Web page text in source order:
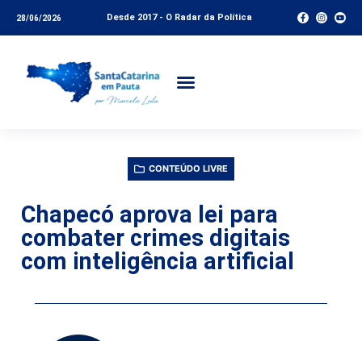
28/06/2026 Desde 2017 - O Radar da Política
CONTEÚDO LIVRE
Chapecó aprova lei para
combater crimes digitais
com inteligência artificial